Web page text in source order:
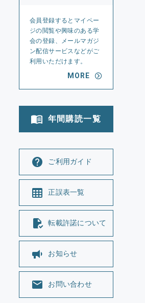
会員登録するとマイペー
ジの閲覧や興味のある学
会の登録、メールマガジ
ン配信サービスなどがご
利用いただけます。
MORE
年間購読一覧
ご利用ガイド
正誤表一覧
転載許諾について
お知らせ
お問い合わせ